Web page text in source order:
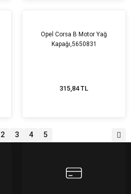
Opel Corsa B Motor Yağ
Kapağı,5650831
315,84 TL
2 3 4 5